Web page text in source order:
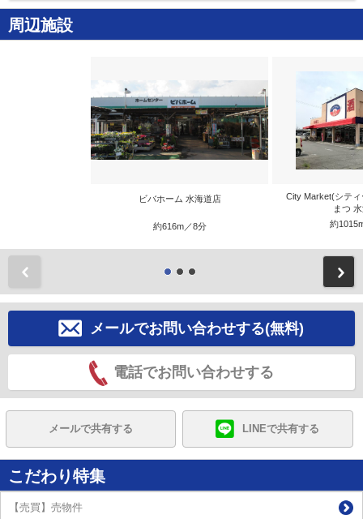
周辺施設
ビバホーム 水海道店
約616m／8分
City Market(シテ
まつ
約
メールでお問い合わせする(無料)
電話でお問い合わせする
メールで共有する LINEで共有する
こだわり特集
【売買】売物件